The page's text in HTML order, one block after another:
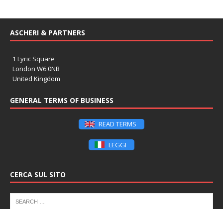
ASCHERI & PARTNERS
1 Lyric Square
London W6 0NB
United Kingdom
GENERAL TERMS OF BUSINESS
READ TERMS
LEGGI
CERCA SUL SITO